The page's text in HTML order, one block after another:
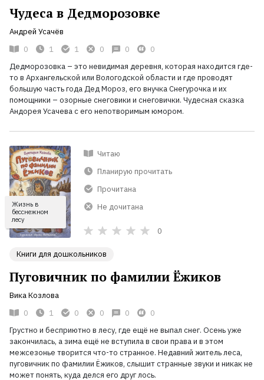
Чудеса в Дедморозовке
Андрей Усачёв
0
1 1 0 0
0
Дедморозовка – это невидимая деревня, которая находится где-
то в Архангельской или Вологодской области и где проводят
большую часть года Дед Мороз, его внучка Снегурочка и их
помощники – озорные снеговики и снеговички. Чудесная сказка
Андорея Усачева с его непотворимым юмором.
Жизнь в
бесснежном
лесу
Читаю
Планирую прочитать
Прочитана
Не дочитана
0
Книги для дошкольников
Пуговичник по фамилии Ёжиков
Вика Козлова
0
1 0 0 0
0
Грустно и бесприютно в лесу, где ещё не выпал снег. Осень уже
закончилась, а зима ещё не вступила в свои права и в этом
межсезонье творится что-то странное. Недавний житель леса,
пуговичник по фамилии Ёжиков, слышит странные звуки и никак не
может понять, куда делся его друг лось.